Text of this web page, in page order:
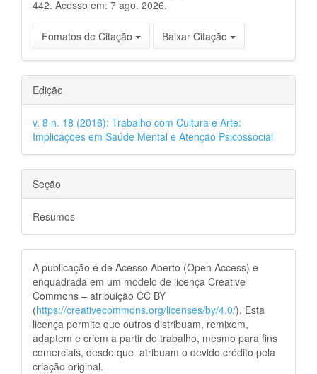
442. Acesso em: 7 ago. 2026.
Fomatos de Citação Baixar Citação
Edição
v. 8 n. 18 (2016): Trabalho com Cultura e Arte:
Implicações em Saúde Mental e Atenção Psicossocial
Seção
Resumos
A publicação é de Acesso Aberto (Open Access) e
enquadrada em um modelo de licença Creative
Commons – atribuição CC BY
(https://creativecommons.org/licenses/by/4.0/). Esta
licença permite que outros distribuam, remixem,
adaptem e criem a partir do trabalho, mesmo para fins
comerciais, desde que atribuam o devido crédito pela
criação original.